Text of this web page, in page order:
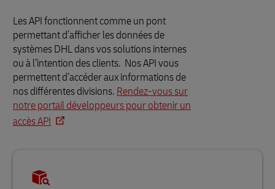
Les API fonctionnent comme un pont
permettant d’afficher les données de
systèmes DHL dans vos solutions internes
ou à l’intention des clients. Nos API vous
permettent d’accéder aux informations de
nos différentes divisions. Rendez-vous sur
notre portail développeurs pour obtenir un
accès API